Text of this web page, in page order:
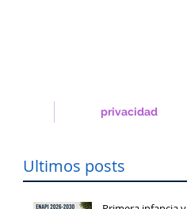
privacidad
Ultimos posts